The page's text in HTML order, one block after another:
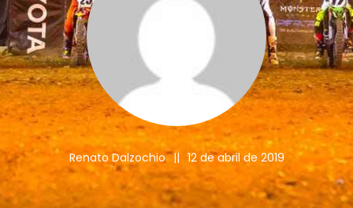
Renato Dalzochio || 12 de abril de 2019